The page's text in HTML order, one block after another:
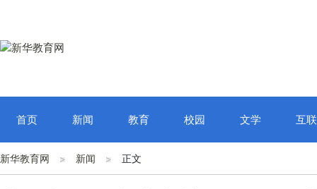
首页 新闻 教育 校园 文学 互
新华教育网 新闻 正文